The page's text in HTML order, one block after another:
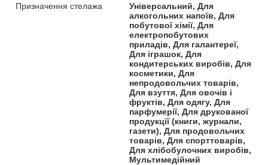
Призначення стелажа
Універсальний, Для
алкогольних напоїв, Для
побутової хімії, Для
електропобутових
приладів, Для галантереї,
Для іграшок, Для
кондитерських виробів, Для
косметики, Для
непродовольчих товарів,
Для взуття, Для овочів і
фруктів, Для одягу, Для
парфумерії, Для друкованої
продукції (книги, журнали,
газети), Для продовольчих
товарів, Для спорттоварів,
Для хлібобулочних виробів,
Мультимедійний